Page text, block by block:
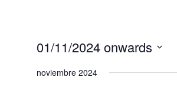
01/11/2024 onwards
date.
noviembre 2024